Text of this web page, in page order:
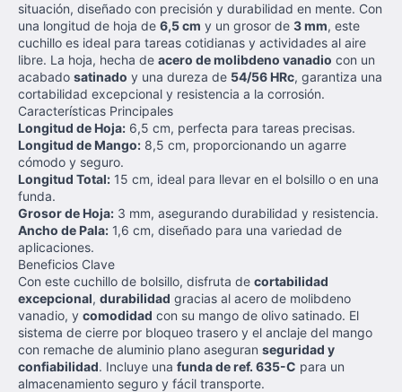
situación, diseñado con precisión y durabilidad en mente. Con
una longitud de hoja de 6,5 cm y un grosor de 3 mm, este
cuchillo es ideal para tareas cotidianas y actividades al aire
libre. La hoja, hecha de acero de molibdeno vanadio con un
acabado satinado y una dureza de 54/56 HRc, garantiza una
cortabilidad excepcional y resistencia a la corrosión.
Características Principales
Longitud de Hoja: 6,5 cm, perfecta para tareas precisas.
Longitud de Mango: 8,5 cm, proporcionando un agarre
cómodo y seguro.
Longitud Total: 15 cm, ideal para llevar en el bolsillo o en una
funda.
Grosor de Hoja: 3 mm, asegurando durabilidad y resistencia.
Ancho de Pala: 1,6 cm, diseñado para una variedad de
aplicaciones.
Beneficios Clave
Con este cuchillo de bolsillo, disfruta de cortabilidad
excepcional, durabilidad gracias al acero de molibdeno
vanadio, y comodidad con su mango de olivo satinado. El
sistema de cierre por bloqueo trasero y el anclaje del mango
con remache de aluminio plano aseguran seguridad y
confiabilidad. Incluye una funda de ref. 635-C para un
almacenamiento seguro y fácil transporte.